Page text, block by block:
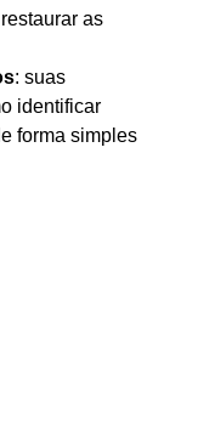
as
: suas
identificar
forma simples